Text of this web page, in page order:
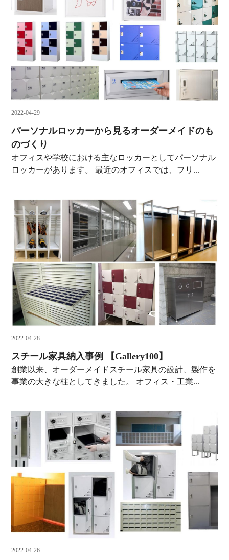
2022-04-29
パーソナルロッカーから見るオーダーメイドのも
のづくり
オフィスや学校における主なロッカーとしてパーソナル
ロッカーがあります。 最近のオフィスでは、フリ...
2022-04-28
スチール家具納入事例 【Gallery100】
創業以来、オーダーメイドスチール家具の設計、製作を
事業の大きな柱としてきました。 オフィス・工業...
2022-04-26